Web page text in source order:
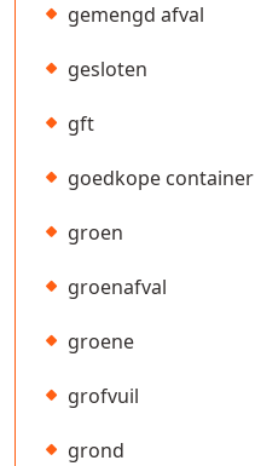
gemengd afval
gesloten
gft
goedkope container
groen
groenafval
groene
grofvuil
grond